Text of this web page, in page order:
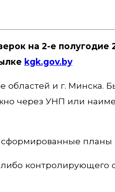
на 2-е
kgk.gov.by
и г. Минска.
через УНП или
планы
контролирующего